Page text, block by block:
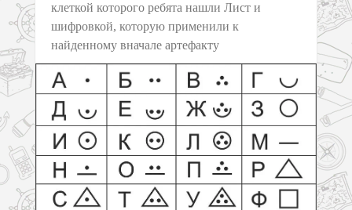
клеткой которого ребята нашли Лист и
шифровкой, которую применили к
найденному вначале артефакту